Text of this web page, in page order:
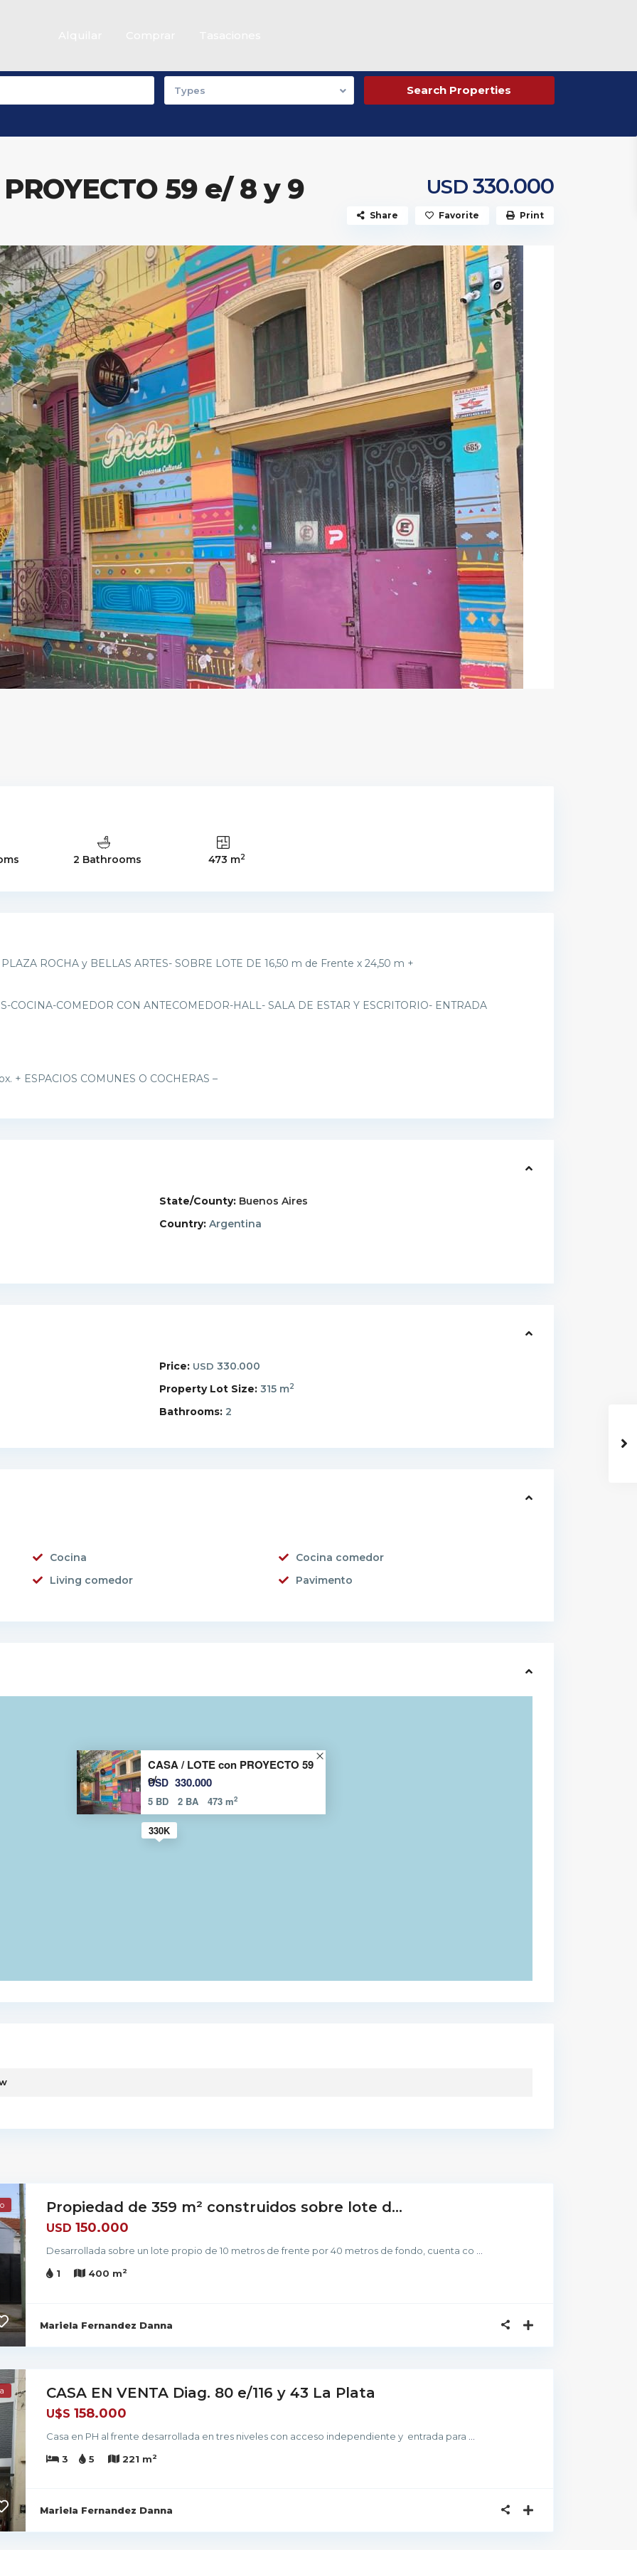
Types
59 e/ 8 y 9 USD 330.000
Share Favorite Print
2 Bathrooms 473 m2
ROCHA y BELLAS ARTES- SOBRE LOTE DE 16,50 m de Frente x 24,50 m +
COCINA-COMEDOR CON ANTECOMEDOR-HALL- SALA DE ESTAR Y ESCRITORIO- ENTRADA
+ ESPACIOS COMUNES O COCHERAS –
State/County: Buenos Aires
Country: Argentina
Price: USD 330.000
Property Lot Size: 315 m2
Bathrooms: 2
Cocina
Cocina comedor
Living comedor
Pavimento
330K
CASA / LOTE con PROYECTO 59
e/
USD 330.000
5 BD 2 BA 473 m2
Propiedad de 359 m² construidos sobre lote d...
USD 150.000
Desarrollada sobre un lote propio de 10 metros de frente por 40 metros de fondo, cuenta co
1
400 m2
Mariela Fernandez Danna
CASA EN VENTA Diag. 80 e/116 y 43 La Plata
U$S 158.000
Casa en PH al frente desarrollada en tres niveles con acceso independiente y entrada para
3
5 221 m2
Mariela Fernandez Danna